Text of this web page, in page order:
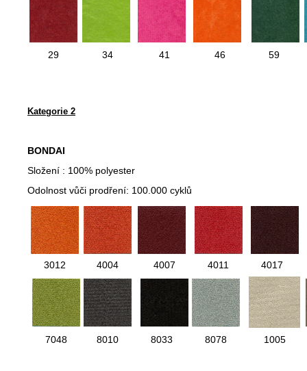
29 34 41 46 59
Kategorie 2
BONDAI
Složení : 100% polyester
Odolnost vůči prodření: 100.000 cyklů
3012 4004 4007 4011 4017
7048 8010 8033 8078 1005